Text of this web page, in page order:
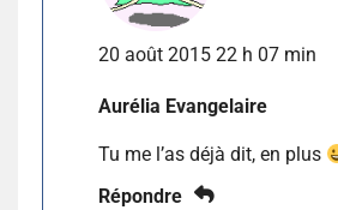
20 août 2015 22 h 07 min
Aurélia Evangelaire
Tu me l’as déjà dit, en plus
Répondre